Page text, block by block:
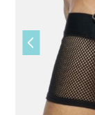
Vorige
slide